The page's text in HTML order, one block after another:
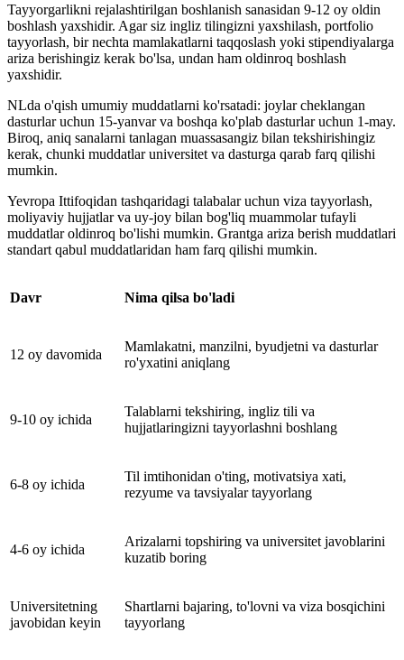
Tayyorgarlikni rejalashtirilgan boshlanish sanasidan 9-12 oy oldin
boshlash yaxshidir. Agar siz ingliz tilingizni yaxshilash, portfolio
tayyorlash, bir nechta mamlakatlarni taqqoslash yoki stipendiyalarga
ariza berishingiz kerak bo'lsa, undan ham oldinroq boshlash
yaxshidir.
NLda o'qish umumiy muddatlarni ko'rsatadi: joylar cheklangan
dasturlar uchun 15-yanvar va boshqa ko'plab dasturlar uchun 1-may.
Biroq, aniq sanalarni tanlagan muassasangiz bilan tekshirishingiz
kerak, chunki muddatlar universitet va dasturga qarab farq qilishi
mumkin.
Yevropa Ittifoqidan tashqaridagi talabalar uchun viza tayyorlash,
moliyaviy hujjatlar va uy-joy bilan bog'liq muammolar tufayli
muddatlar oldinroq bo'lishi mumkin. Grantga ariza berish muddatlari
standart qabul muddatlaridan ham farq qilishi mumkin.
Davr Nima qilsa bo'ladi
12 oy davomida
Mamlakatni, manzilni, byudjetni va dasturlar
ro'yxatini aniqlang
9-10 oy ichida
Talablarni tekshiring, ingliz tili va
hujjatlaringizni tayyorlashni boshlang
6-8 oy ichida
Til imtihonidan o'ting, motivatsiya xati,
rezyume va tavsiyalar tayyorlang
4-6 oy ichida
Arizalarni topshiring va universitet javoblarini
kuzatib boring
Universitetning
javobidan keyin
Shartlarni bajaring, to'lovni va viza bosqichini
tayyorlang